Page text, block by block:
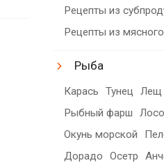
Рецепты из
Рецепты из
Рыба
Карась Тунец Лещ
Рыбный фарш
Окунь морской
Дорадо
Осетр